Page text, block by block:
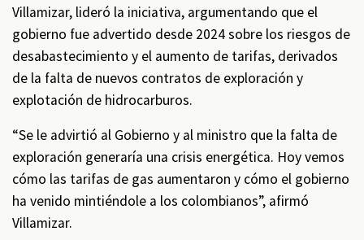
Villamizar, lideró la iniciativa, argumentando que el
gobierno fue advertido desde 2024 sobre los riesgos de
desabastecimiento y el aumento de tarifas, derivados
de la falta de nuevos contratos de exploración y
explotación de hidrocarburos.
“Se le advirtió al Gobierno y al ministro que la falta de
exploración generaría una crisis energética. Hoy vemos
cómo las tarifas de gas aumentaron y cómo el gobierno
ha venido mintiéndole a los colombianos”, afirmó
Villamizar.